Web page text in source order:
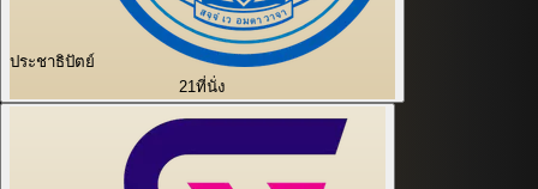
ประชาธิปัตย์
21ที่นั่ง